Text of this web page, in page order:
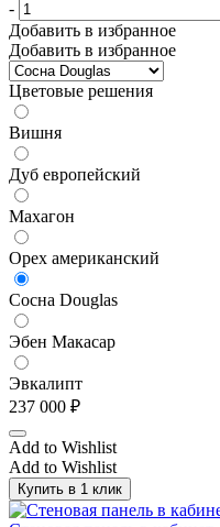
-
Добавить в избранное
Добавить в избранное
Цветовые решения
Вишня
Дуб европейский
Махагон
Орех американский
Сосна Douglas
Эбен Макасар
Эвкалипт
237 000 ₽
Add to Wishlist
Add to Wishlist
Купить в 1 клик